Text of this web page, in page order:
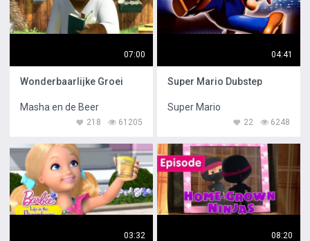
07:00
Wonderbaarlijke Groei
Masha en de Beer
61205
218
04:41
Super Mario Dubstep
Super Mario
6248
22
03:32 08:20